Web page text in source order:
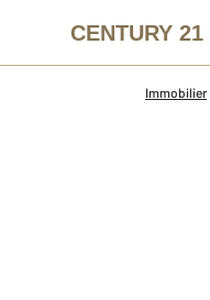
CENTURY 21
Immobilier